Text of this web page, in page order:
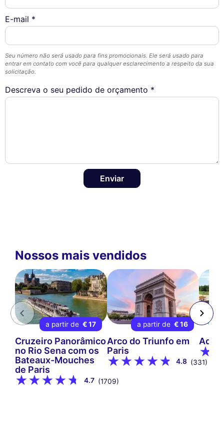
E-mail *
Seu número não será usado para fins promocionais. Ele será usado para
entrar em contato com você para qualquer esclarecimento a respeito da sua
solicitação.
Descreva o seu pedido de orçamento *
Enviar
Nossos mais vendidos
a partir de € 17
Cruzeiro Panorâmico
no Rio Sena com os
Bateaux-Mouches
de Paris
4.7 (1709)
a partir de € 16
Arco do Triunfo em
Paris
4.8 (331)